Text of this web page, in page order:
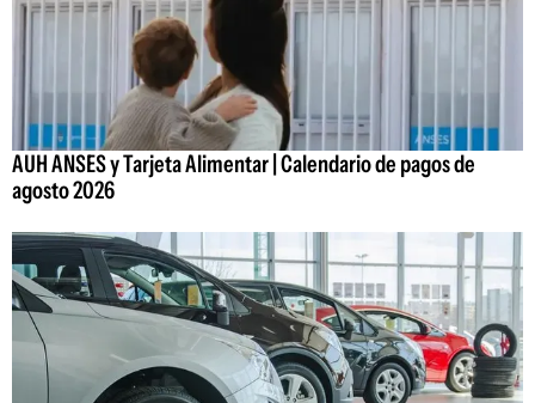
AUH ANSES y Tarjeta Alimentar | Calendario de pagos de
agosto 2026